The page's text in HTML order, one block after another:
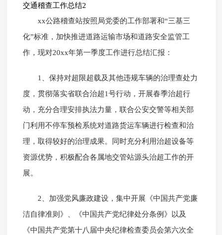
交通稽查工作总结2
xx公路稽查站按照局党委的工作部署和“三基三
化”标准，加快推进道路运输市场和道路安全监管工
作，现对20xx年第一季度工作进行总结汇报：
1、保持对超限超载及其他违规车辆的治理查处力
度，贯彻落实省联合治超1号行动，开展春季治超行
动，充分合理安排执法力量，联合公安交警等相关部
门利用不停车预检系统对道路货运车辆进行检查和治
理，取得较好的治理成果。同时充分利用治超设备等
资源优势，积极配合各属地交管站源头治超工作的开
展。
2、加强党风廉政建设，集中开展《中国共产党廉
洁自律准则》、《中国共产党纪律处分条例》以及
《中国共产党第十八届中央纪律检查委员会第六次全